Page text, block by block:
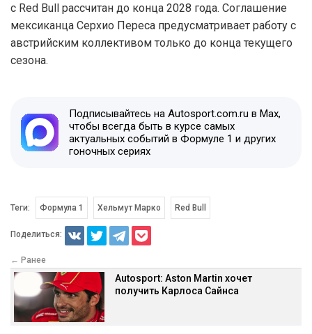
с Red Bull рассчитан до конца 2028 года. Соглашение
мексиканца Серхио Переса предусматривает работу с
австрийским коллективом только до конца текущего
сезона.
Подписывайтесь на Autosport.com.ru в Max,
чтобы всегда быть в курсе самых
актуальных событий в Формуле 1 и других
гоночных сериях
Теги: Формула 1 Хельмут Марко Red Bull
Поделиться:
← Ранее
Autosport: Aston Martin хочет
получить Карлоса Сайнса